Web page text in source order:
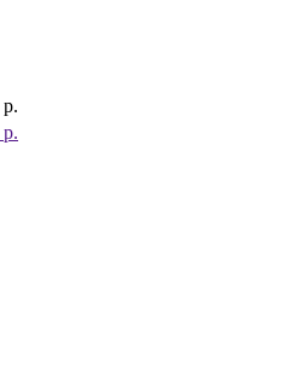
р.
р.